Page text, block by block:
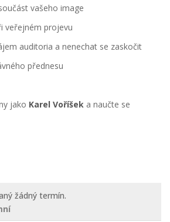
vašeho image
veřejném projevu
auditoria a nenechat se zaskočit
přednesu
jako Karel Voříšek a naučte se
žádný termín.